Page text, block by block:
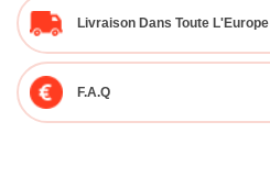
Livraison Dans Toute L'Europe
F.A.Q